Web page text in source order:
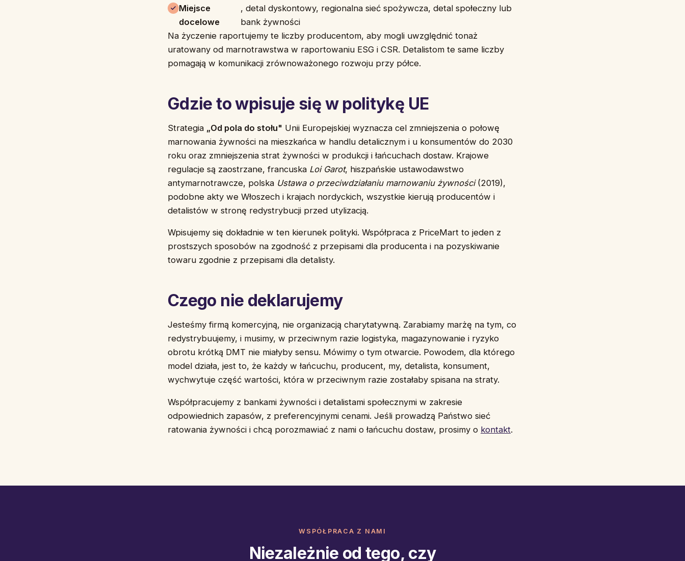
Miejsce
docelowe
, detal dyskontowy, regionalna sieć spożywcza, detal społeczny lub
bank żywności
Na życzenie raportujemy te liczby producentom, aby mogli uwzględnić tonaż
uratowany od marnotrawstwa w raportowaniu ESG i CSR. Detalistom te same liczby
pomagają w komunikacji zrównoważonego rozwoju przy półce.
Gdzie to wpisuje się w politykę UE
Strategia „Od pola do stołu" Unii Europejskiej wyznacza cel zmniejszenia o połowę
marnowania żywności na mieszkańca w handlu detalicznym i u konsumentów do 2030
roku oraz zmniejszenia strat żywności w produkcji i łańcuchach dostaw. Krajowe
regulacje są zaostrzane, francuska Loi Garot, hiszpańskie ustawodawstwo
antymarnotrawcze, polska Ustawa o przeciwdziałaniu marnowaniu żywności(2019),
podobne akty we Włoszech i krajach nordyckich, wszystkie kierują producentów i
detalistów w stronę redystrybucji przed utylizacją.
Wpisujemy się dokładnie w ten kierunek polityki. Współpraca z PriceMart to jeden z
prostszych sposobów na zgodność z przepisami dla producenta i na pozyskiwanie
towaru zgodnie z przepisami dla detalisty.
Czego nie deklarujemy
Jesteśmy firmą komercyjną, nie organizacją charytatywną. Zarabiamy marżę na tym, co
redystrybuujemy, i musimy, w przeciwnym razie logistyka, magazynowanie i ryzyko
obrotu krótką DMT nie miałyby sensu. Mówimy o tym otwarcie. Powodem, dla którego
model działa, jest to, że każdy w łańcuchu, producent, my, detalista, konsument,
wychwytuje część wartości, która w przeciwnym razie zostałaby spisana na straty.
Współpracujemy z bankami żywności i detalistami społecznymi w zakresie
odpowiednich zapasów, z preferencyjnymi cenami. Jeśli prowadzą Państwo sieć
ratowania żywności i chcą porozmawiać z nami o łańcuchu dostaw, prosimy o kontakt.
WSPÓŁPRACA Z NAMI
Niezależnie od tego, czy